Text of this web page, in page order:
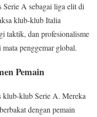
Serie A sebagai liga elit di
klub-klub Italia
taktik, dan profesionalisme
penggemar global.
Pemain
klub-klub Serie A. Mereka
dengan pemain